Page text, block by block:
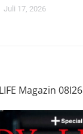
Juli 17, 2026
Magazin 08I26